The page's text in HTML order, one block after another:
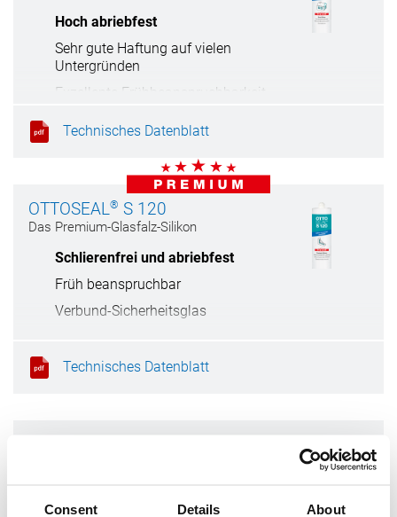
Consent Details About
Hoch abriebfest
Sehr gute Haftung auf vielen
Untergründen
Exzellente Frühbeanspruchbarkeit
Technisches Datenblatt
OTTOSEAL® S 120
Das Premium-Glasfalz-Silikon
Schlierenfrei und abriebfest
Früh beanspruchbar
Verbund-Sicherheitsglas
Technisches Datenblatt